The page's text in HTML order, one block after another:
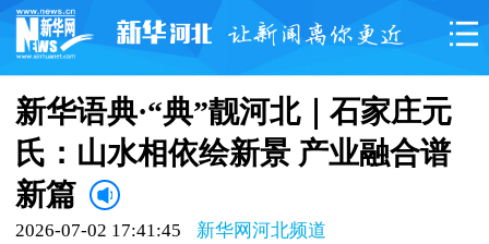
新华语典·“典”靓河北｜石家庄元
氏：山水相依绘新景 产业融合谱
新篇
2026-07-02 17:41:45 新华网河北频道